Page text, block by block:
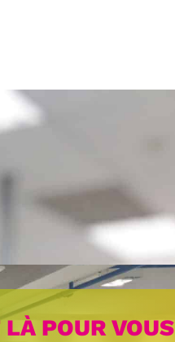
Livraison &
installation
POUR VOUS